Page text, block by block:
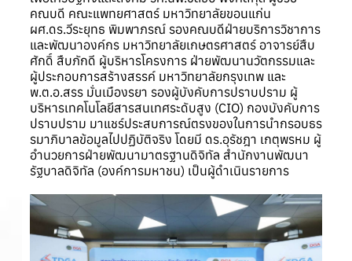
คณบดี คณะแพทยศาสตร์ มหาวิทยาลัยขอนแก่น
ผศ.ดร.วีระยุทธ พิมพาภรณ์ รองคณบดีฝ่ายบริการวิชาการ
และพัฒนาองค์กร มหาวิทยาลัยเกษตรศาสตร์ อาจารย์สืบ
ศักดิ์ สืบภักดี ผู้บริหารโครงการ ฝ่ายพัฒนานวัตกรรมและ
ผู้ประกอบการสร้างสรรค์ มหาวิทยาลัยกรุงเทพ และ
พ.ต.อ.สรร มั่นเมืองรยา รองผู้บังคับการปราบปราม ผู้
บริหารเทคโนโลยีสารสนเทศระดับสูง (CIO) กองบังคับการ
ปราบปราม มาแชร์ประสบการณ์ตรงของในการนำกรอบธร
รมาภิบาลข้อมูลไปปฏิบัติจริง โดยมี ดร.อุรัชฎา เกตุพรหม ผู้
อำนวยการฝ่ายพัฒนามาตรฐานดิจิทัล สำนักงานพัฒนา
รัฐบาลดิจิทัล (องค์การมหาชน) เป็นผู้ดำเนินรายการ